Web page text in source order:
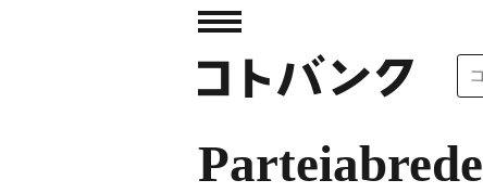
Parteiabrede